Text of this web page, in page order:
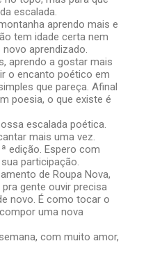
escalada.
aprendo mais e
tem idade certa nem
novo aprendizado.
aprendo a gostar mais
o encanto poético em
que pareça. Afinal
poesia, o que existe é
escalada poética.
mais uma vez.
edição. Espero com
participação.
de Roupa Nova,
gente ouvir precisa
novo. É como tocar o
uma nova
com muito amor,